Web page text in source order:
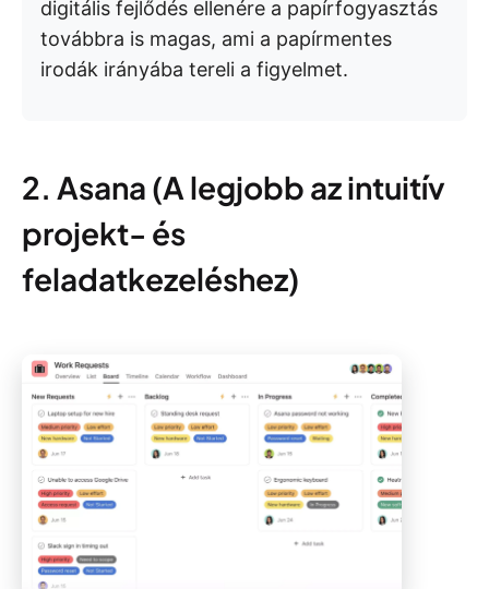
digitális fejlődés ellenére a papírfogyasztás
továbbra is magas, ami a papírmentes
irodák irányába tereli a figyelmet.
2. Asana (A legjobb az intuitív
projekt- és
feladatkezeléshez)